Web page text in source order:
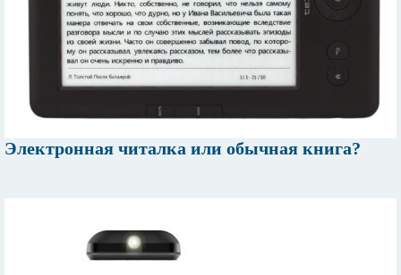
Электронная читалка или обычная книга?